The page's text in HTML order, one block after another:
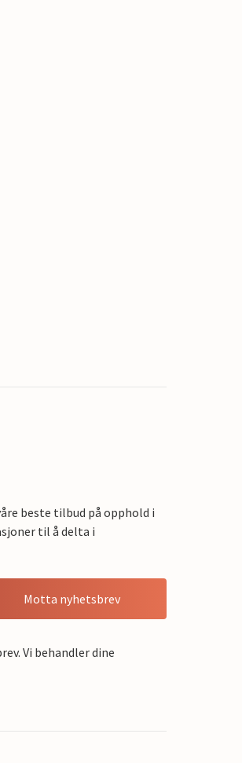
beste tilbud på opphold i
til å delta i
Motta nyhetsbrev
Vi behandler dine